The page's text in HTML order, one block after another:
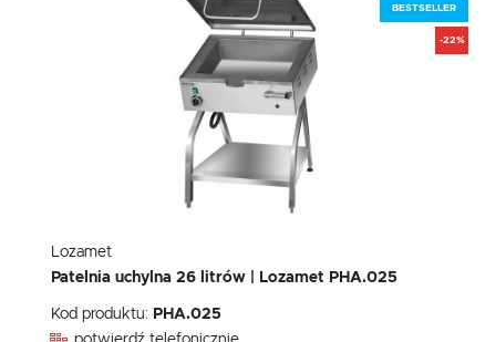
BESTSELLER
-22%
Lozamet
Patelnia uchylna 26 litrów | Lozamet PHA.025
Kod produktu: PHA.025